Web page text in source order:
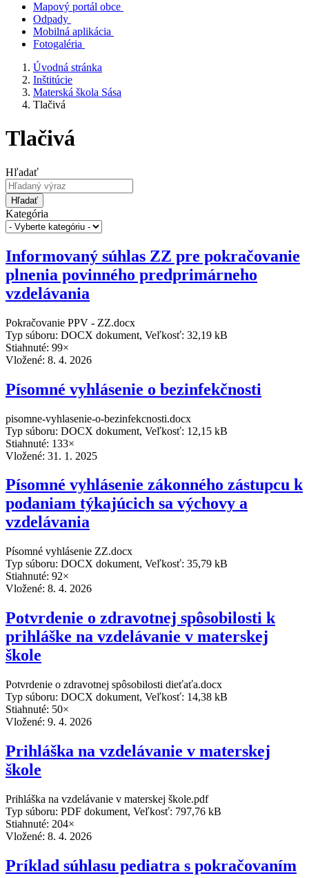
Mapový portál obce
Odpady
Mobilná aplikácia
Fotogaléria
Úvodná stránka
Inštitúcie
Materská škola Sása
Tlačivá
Tlačivá
Hľadať
Hľadať
Kategória
Informovaný súhlas ZZ pre pokračovanie
plnenia povinného predprimárneho
vzdelávania
Pokračovanie PPV - ZZ.docx
Typ súboru: DOCX dokument, Veľkosť: 32,19 kB
Stiahnuté: 99×
Vložené: 8. 4. 2026
Písomné vyhlásenie o bezinfekčnosti
pisomne-vyhlasenie-o-bezinfekcnosti.docx
Typ súboru: DOCX dokument, Veľkosť: 12,15 kB
Stiahnuté: 133×
Vložené: 31. 1. 2025
Písomné vyhlásenie zákonného zástupcu k
podaniam týkajúcich sa výchovy a
vzdelávania
Písomné vyhlásenie ZZ.docx
Typ súboru: DOCX dokument, Veľkosť: 35,79 kB
Stiahnuté: 92×
Vložené: 8. 4. 2026
Potvrdenie o zdravotnej spôsobilosti k
prihláške na vzdelávanie v materskej
škole
Potvrdenie o zdravotnej spôsobilosti dieťaťa.docx
Typ súboru: DOCX dokument, Veľkosť: 14,38 kB
Stiahnuté: 50×
Vložené: 9. 4. 2026
Prihláška na vzdelávanie v materskej
škole
Prihláška na vzdelávanie v materskej škole.pdf
Typ súboru: PDF dokument, Veľkosť: 797,76 kB
Stiahnuté: 204×
Vložené: 8. 4. 2026
Príklad súhlasu pediatra s pokračovaním